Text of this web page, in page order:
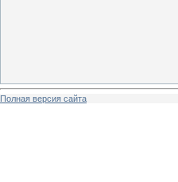
Полная версия сайта